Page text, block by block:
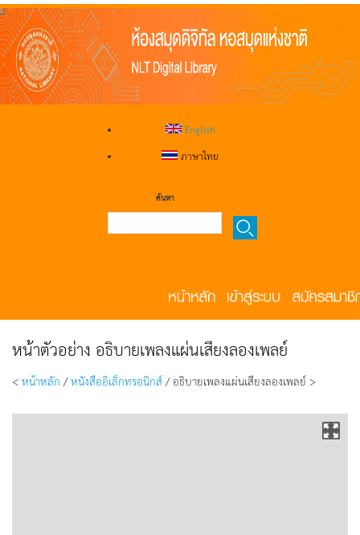
English
ภาษาไทย
ค้นหา
หน้าตัวอย่าง อธิบายเพลงแผ่นเสียงลองเพลย์
<หน้าหลัก /หนังสืออิเล็กทรอนิกส์/ อธิบายเพลงแผ่นเสียงลองเพลย์ >